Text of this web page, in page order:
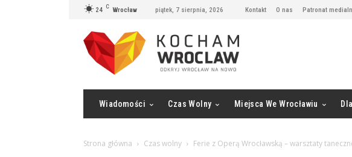
24 C Wrocław piątek, 7 sierpnia, 2026 Kontakt O nas Patronat
Wiadomości Czas Wolny Miejsca We Wrocławiu
Strona główna Czas wolny Ferie z Operą Wrocławską – warsztaty